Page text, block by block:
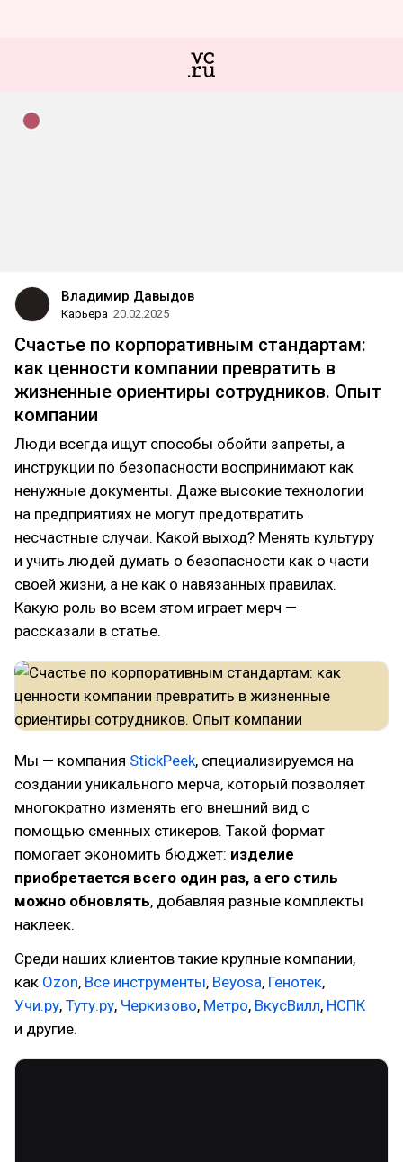
Владимир Давыдов
Карьера 20.02.2025
Счастье по корпоративным стандартам:
как ценности компании превратить в
жизненные ориентиры сотрудников. Опыт
компании
Люди всегда ищут способы обойти запреты, а
инструкции по безопасности воспринимают как
ненужные документы. Даже высокие технологии
на предприятиях не могут предотвратить
несчастные случаи. Какой выход? Менять культуру
и учить людей думать о безопасности как о части
своей жизни, а не как о навязанных правилах.
Какую роль во всем этом играет мерч —
рассказали в статье.
Мы — компания StickPeek, специализируемся на
создании уникального мерча, который позволяет
многократно изменять его внешний вид с
помощью сменных стикеров. Такой формат
помогает экономить бюджет: изделие
приобретается всего один раз, а его стиль
можно обновлять, добавляя разные комплекты
наклеек.
Среди наших клиентов такие крупные компании,
как Ozon, Все инструменты, Beyosa, Генотек,
Учи.ру, Туту.ру, Черкизово, Метро, ВкусВилл, НСПК
и другие.